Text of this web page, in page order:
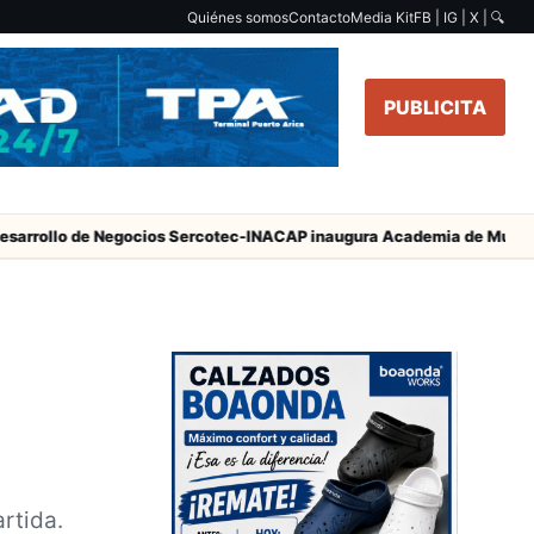
Quiénes somosContactoMedia KitFB | IG | X | 🔍
PUBLICITA
Negocios Sercotec-INACAP inaugura Academia de Mujeres